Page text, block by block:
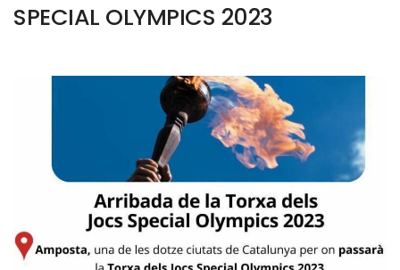
SPECIAL OLYMPICS 2023